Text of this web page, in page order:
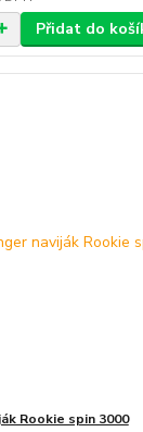
Přidat do
Rookie spin 3000